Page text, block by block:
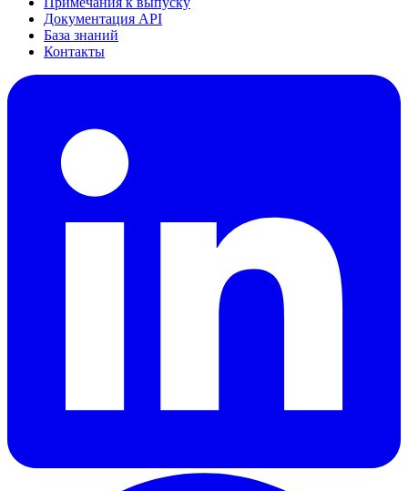
Документация API
База знаний
Контакты